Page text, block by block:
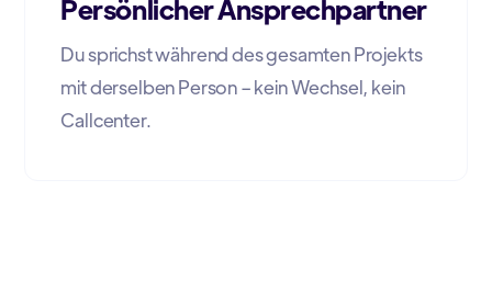
Persönlicher Ansprechpartner
Du sprichst während des gesamten Projekts
mit derselben Person – kein Wechsel, kein
Callcenter.